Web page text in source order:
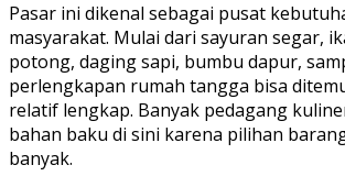
Pasar ini dikenal sebagai pusat
masyarakat. Mulai dari sayuran segar,
potong, daging sapi, bumbu dapur,
perlengkapan rumah tangga bisa
relatif lengkap. Banyak pedagang
bahan baku di sini karena pilihan
banyak.